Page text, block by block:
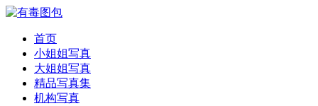
首页
小姐姐写真
大姐姐写真
精品写真集
机构写真